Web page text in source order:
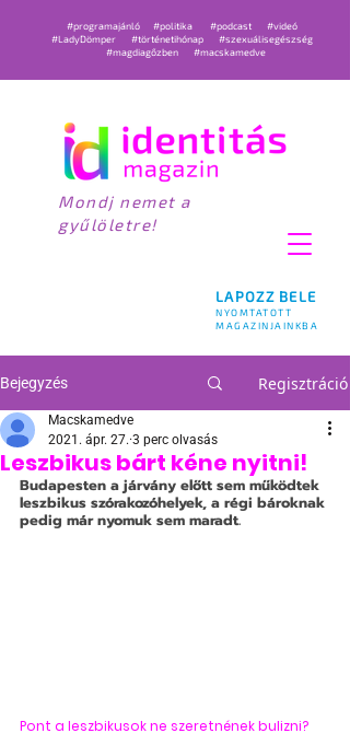
LAPOZZ BELE
NYOMTATOTT
MAGAZINJAINKBA
#programajánló #politika #podcast
#videó
#LadyDömper
#történetihónap
#szexuálisegészség
#magdiagőzben
#macskamedve
Mondj nemet a
gyűlöletre!
Bejegyzés Regisztráció
Leszbikus bárt kéne nyitni!
Macskamedve
2021. ápr. 27. 3 perc olvasás
Budapesten a járvány előtt sem működtek
leszbikus szórakozóhelyek, a régi bároknak
pedig már nyomuk sem maradt.
Pont a leszbikusok ne szeretnének bulizni?